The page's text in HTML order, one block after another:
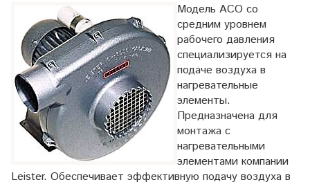
Модель ACO со
средним уровнем
рабочего давления
специализируется на
подаче воздуха в
нагревательные
элементы.
Предназначена для
монтажа с
нагревательными
элементами компании
Leister. Обеспечивает эффективную подачу воздуха в